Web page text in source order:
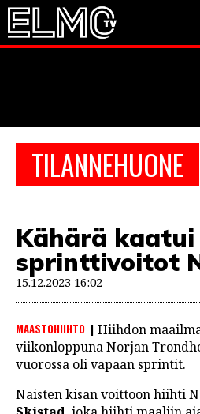
TILANNEHUONE
Kähärä kaatui
sprinttivoitot
15.12.2023 16:02
MAASTOHIIHTO
Hiihdon
viikonloppuna Norjan
vuorossa oli vapaan sprintit.
Naisten kisan voittoon hiihti
PESÄPALLO
VIDEOT
JALKAPALLO
EM2021
Huuhkajat
JÄÄKIEKKO
PESÄPALLO
F1
LINTU VAI KALA
46 DENTON ROAD